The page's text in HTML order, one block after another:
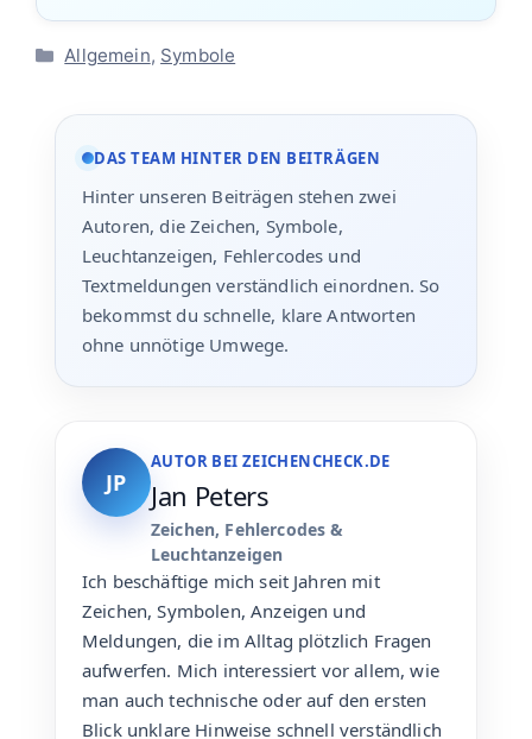
Kategorien
Allgemein, Symbole
DAS TEAM HINTER DEN BEITRÄGEN
Hinter unseren Beiträgen stehen zwei
Autoren, die Zeichen, Symbole,
Leuchtanzeigen, Fehlercodes und
Textmeldungen verständlich einordnen. So
bekommst du schnelle, klare Antworten
ohne unnötige Umwege.
JP
AUTOR BEI ZEICHENCHECK.DE
Jan Peters
Zeichen, Fehlercodes &
Leuchtanzeigen
Ich beschäftige mich seit Jahren mit
Zeichen, Symbolen, Anzeigen und
Meldungen, die im Alltag plötzlich Fragen
aufwerfen. Mich interessiert vor allem, wie
man auch technische oder auf den ersten
Blick unklare Hinweise schnell verständlich